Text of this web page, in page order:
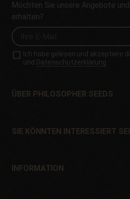
Möchten Sie unsere Angebote
erhalten?
Ich habe gelesen und akzeptiere
und Datenschutzerklärung
ÜBER PHILOSOPHER SEEDS
Lage und Kontakt
SIE KÖNNTEN INTERESSIERT
Angebote
INFORMATION